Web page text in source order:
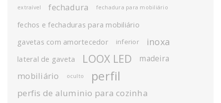
extraível fechadura fechadura para mobiliário
fechos e fechaduras para mobiliário
gavetas com amortecedor
inferior inoxa
lateral de gaveta LOOX LED madeira
mobiliário oculto perfil
perfis de aluminio para cozinha